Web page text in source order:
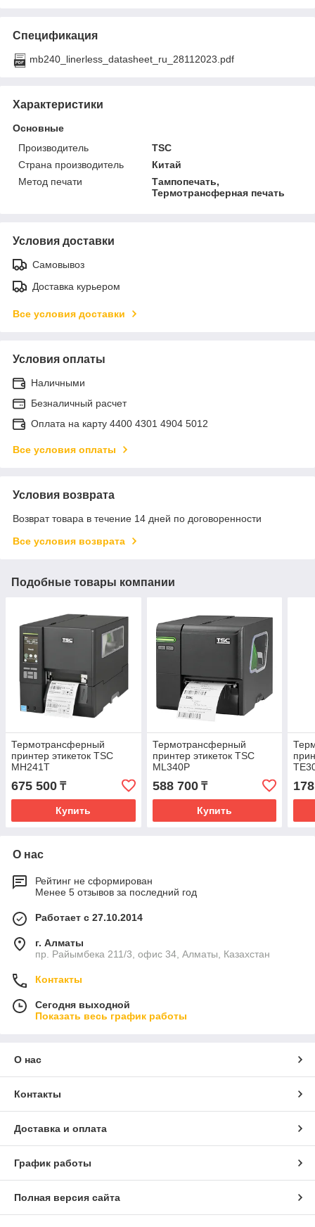
Спецификация
mb240_linerless_datasheet_ru_28112023.pdf
Характеристики
Основные
Производитель
TSC
Страна производитель
Китай
Метод печати
Тампопечать,
Термотрансферная печать
Условия доставки
Самовывоз
Доставка курьером
Все условия доставки
Условия оплаты
Наличными
Безналичный расчет
Оплата на карту 4400 4301 4904 5012
Все условия оплаты
Условия возврата
Возврат товара в течение 14 дней по договоренности
Все условия возврата
Подобные товары компании
Термотрансферный
принтер этикеток TSC
MH241T
675 500 ₸
Купить
Термотрансферный
принтер этикеток TSC
ML340P
588 700₸
Купить
О нас
Рейтинг не сформирован
Менее 5 отзывов за последний год
Работает с 27.10.2014
г. Алматы
пр. Райымбека 211/3, офис 34, Алматы, Казахстан
Контакты
Сегодня выходной
Показать весь график работы
О нас
Контакты
Доставка и оплата
График работы
Полная версия сайта